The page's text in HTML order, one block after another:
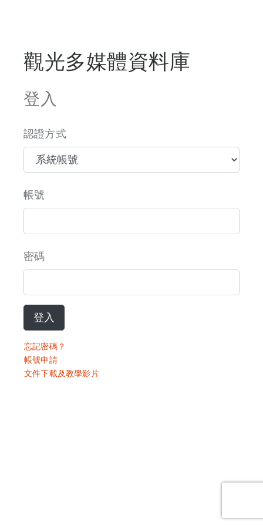
觀光多媒體資料庫
登入
認證方式
帳號
密碼
登入
忘記密碼？
帳號申請
文件下載及教學影片